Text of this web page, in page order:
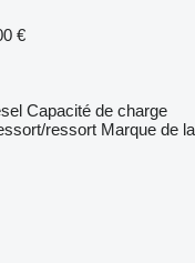
€
Capacité de charge
ressort Marque de la